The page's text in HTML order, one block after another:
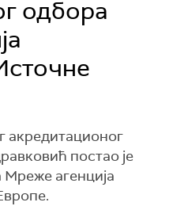
одбора
акредитационог
постао је
агенција